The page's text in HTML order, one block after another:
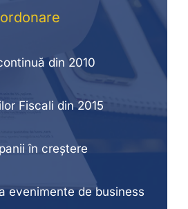
din 2010
Fiscali din 2015
în creștere
evenimente de business